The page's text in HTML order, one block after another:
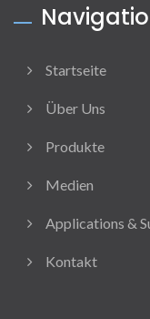
Startseite
Über Uns
Produkte
Medien
Applications &
Kontakt